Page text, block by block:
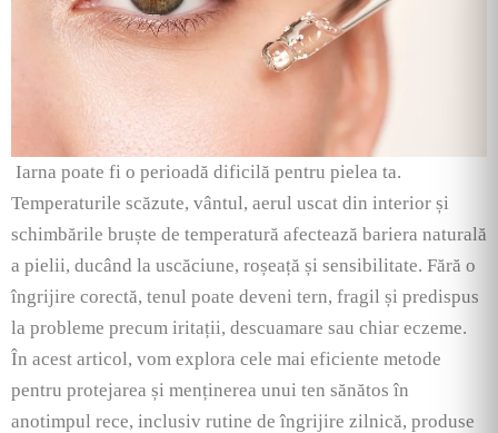
Iarna poate fi o perioadă dificilă pentru pielea ta.
Temperaturile scăzute, vântul, aerul uscat din interior și
schimbările bruște de temperatură afectează bariera naturală
a pielii, ducând la uscăciune, roșeață și sensibilitate. Fără o
îngrijire corectă, tenul poate deveni tern, fragil și predispus
la probleme precum iritații, descuamare sau chiar eczeme.
În acest articol, vom explora cele mai eficiente metode
pentru protejarea și menținerea unui ten sănătos în
anotimpul rece, inclusiv rutine de îngrijire zilnică, produse